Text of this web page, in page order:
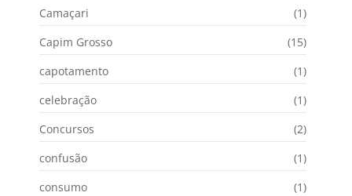
Camaçari
(1)
Capim Grosso
(15)
capotamento
(1)
celebração
(1)
Concursos
(2)
confusão
(1)
consumo
(1)